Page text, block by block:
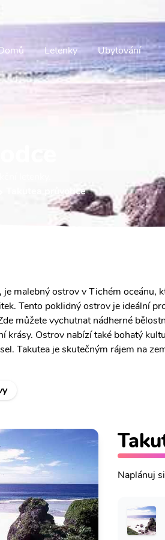
Letenky Ubytování
letenky.
Takutea průvodce
malebný ostrov v Tichém oceánu,
Tento poklidný ostrov je ideální
můžete vychutnat nádherné
krásy. Ostrov nabízí také bohatý
Takutea je skutečným rájem na
Naplánuj